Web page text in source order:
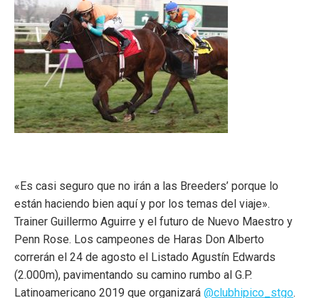
«Es casi seguro que no irán a las Breeders’ porque lo
están haciendo bien aquí y por los temas del viaje».
Trainer Guillermo Aguirre y el futuro de Nuevo Maestro y
Penn Rose. Los campeones de Haras Don Alberto
correrán el 24 de agosto el Listado Agustín Edwards
(2.000m), pavimentando su camino rumbo al G.P.
Latinoamericano 2019 que organizará @clubhipico_stgo.